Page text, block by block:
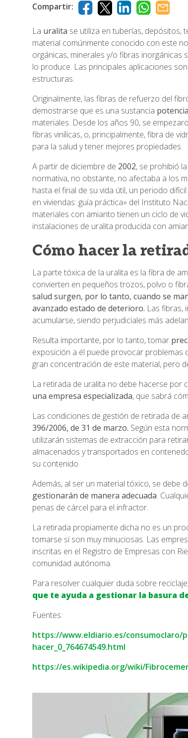
Compartir:
La uralita se utiliza en tuberías, depósitos,
material comúnmente conocido con este
orgánicas, minerales y/o fibras inorgánicas
lo produce. Las principales aplicaciones
estructuras.
Originalmente, las fibras de refuerzo del
demostrarse que es una sustancia
materiales. Desde los años 90, se
fibras vinílicas, o, principalmente, fibra de
para la salud y tener mejores propiedades.
A partir de diciembre de 2002, se prohibió
normativa, no obstante, no afectaba a los
hasta el final de su vida útil, un periodo
en viviendas: guía práctica» del Instituto
materiales con amianto tienen un ciclo de
instalaciones de uralita producida con
Cómo hacer la
La parte tóxica de la uralita es la fibra de
convierten en pequeños trozos, polvo o
salud surgen, por lo tanto, cuando se
avanzado estado de deterioro. Las fibras,
acumularse, siendo perjudiciales más
Resulta importante, por lo tanto, tomar
exposición a él puede provocar problemas
gran concentración de este material, pero
La retirada de uralita no debe hacerse por
una empresa especializada, que sabrá
Las condiciones de gestión de retirada de
396/2006, de 31 de marzo. Según esta
utilizarán sistemas de extracción para
almacenados y transportados en
su contenido.
Además, al ser un material tóxico, se debe
gestionarán de manera adecuada.
penas de cárcel para el infractor.
La retirada propiamente dicha no es un
tomarse sí son muy minuciosas. Las
inscritas en el Registro de Empresas con
comunidad autónoma.
Para resolver cualquier duda sobre
que te ayuda a gestionar la basura
Fuentes:
https://www.eldiario.es/
hacer_0_764674549.html
https://es.wikipedia.org/wiki/